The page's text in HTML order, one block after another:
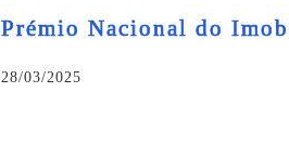
Prémio Nacional do
28/03/2025